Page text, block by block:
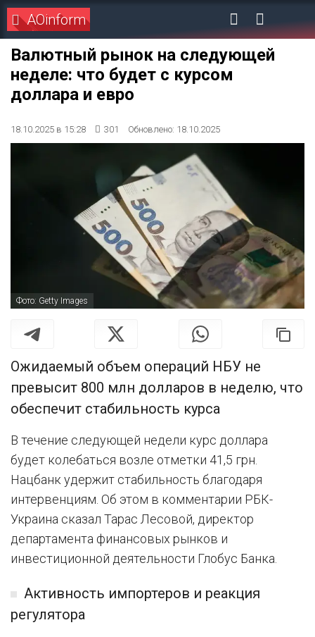
AOinform
Валютный рынок на следующей
неделе: что будет с курсом
доллара и евро
18.10.2025 в 15:28 301 Обновлено: 18.10.2025
Фото: Getty Images
Ожидаемый объем операций НБУ не
превысит 800 млн долларов в неделю, что
обеспечит стабильность курса
В течение следующей недели курс доллара
будет колебаться возле отметки 41,5 грн.
Нацбанк удержит стабильность благодаря
интервенциям. Об этом в комментарии РБК-
Украина сказал Тарас Лесовой, директор
департамента финансовых рынков и
инвестиционной деятельности Глобус Банка.
Активность импортеров и реакция
регулятора